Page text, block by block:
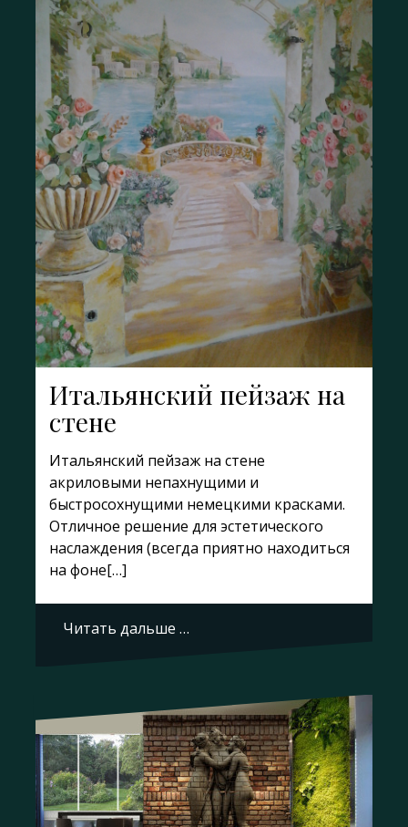
Итальянский пейзаж на
стене
Итальянский пейзаж на стене
акриловыми непахнущими и
быстросохнущими немецкими красками.
Отличное решение для эстетического
наслаждения (всегда приятно находиться
на фоне[…]
Читать дальше …